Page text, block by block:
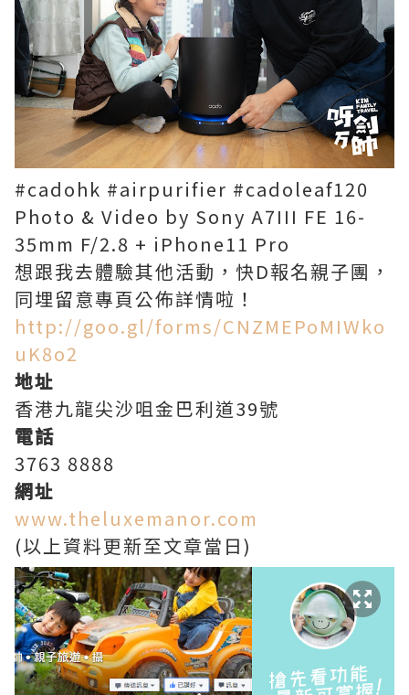
#cadohk #airpurifier #cadoleaf120
Photo & Video by Sony A7III FE 16-
35mm F/2.8 + iPhone11 Pro
想跟我去體驗其他活動，快D報名親子團，
同埋留意專頁公佈詳情啦！
http://goo.gl/forms/CNZMEPoMIWko
uK8o2
地址
香港九龍尖沙咀金巴利道39號
電話
3763 8888
網址
www.theluxemanor.com
(以上資料更新至文章當日)